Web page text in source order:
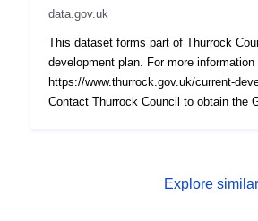
data.gov.uk
This dataset forms part of Thurrock
development plan. For more information
https://www.thurrock.gov.uk/current-
Contact Thurrock Council to obtain the
Explore